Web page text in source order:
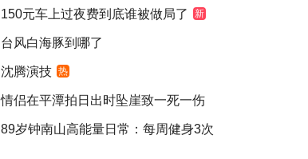
150元车上过夜费到底谁被做局了 新
台风白海豚到哪了
沈腾演技 热
情侣在平潭拍日出时坠崖致一死一伤
89岁钟南山高能量日常：每周健身3次